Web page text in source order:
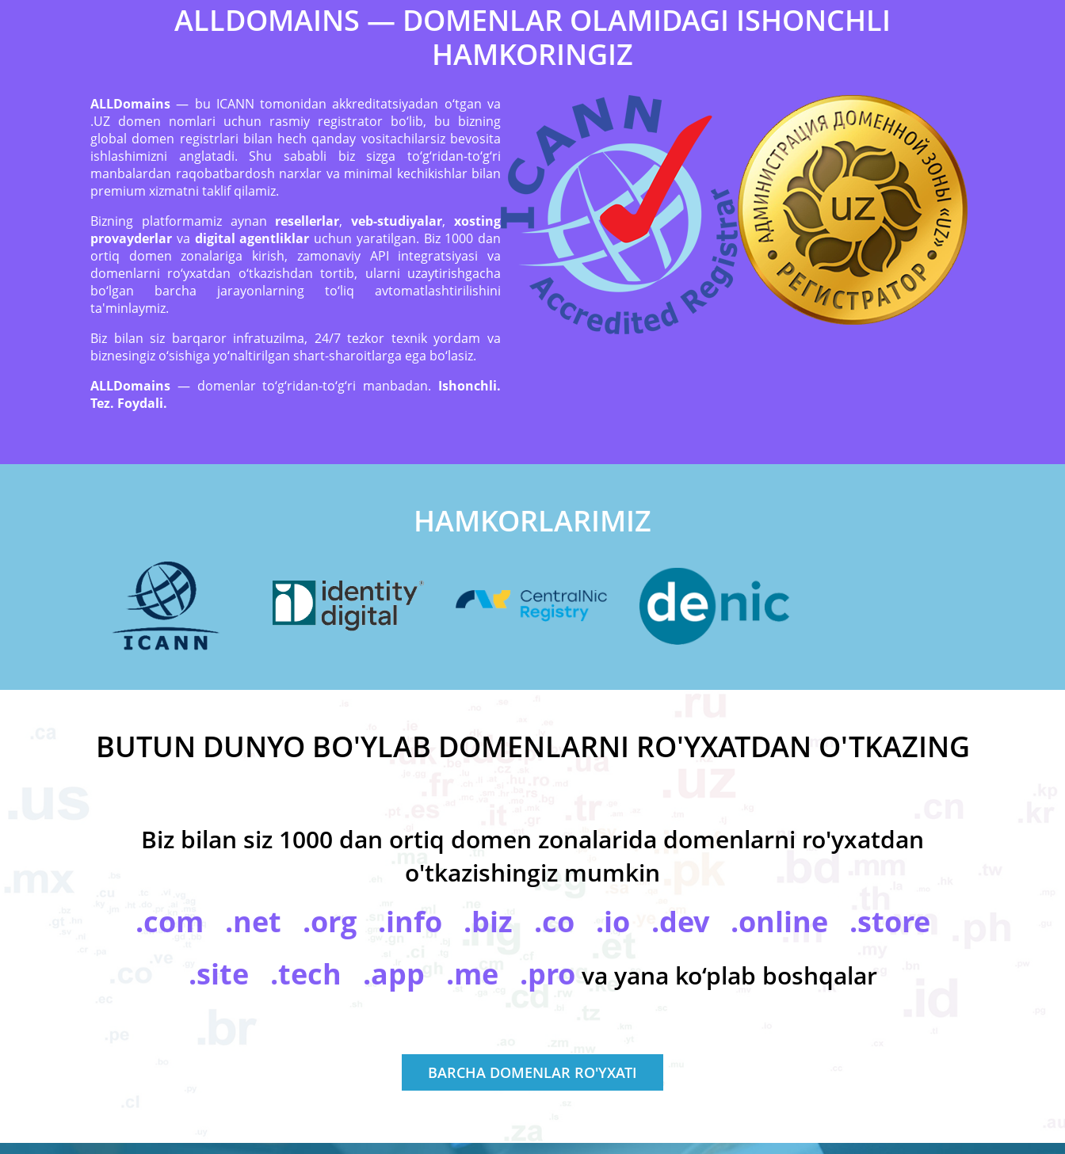
ALLDOMAINS — DOMENLAR OLAMIDAGI ISHONCHLI
HAMKORINGIZ
ALLDomains — bu ICANN tomonidan akkreditatsiyadan o‘tgan va
.UZ domen nomlari uchun rasmiy registrator bo‘lib, bu bizning
global domen registrlari bilan hech qanday vositachilarsiz bevosita
ishlashimizni anglatadi. Shu sababli biz sizga to‘g‘ridan-to‘g‘ri
manbalardan raqobatbardosh narxlar va minimal kechikishlar bilan
premium xizmatni taklif qilamiz.
Bizning platformamiz aynan resellerlar,veb-studiyalar,xosting
provayderlar va digital agentliklar uchun yaratilgan. Biz 1000 dan
ortiq domen zonalariga kirish, zamonaviy API integratsiyasi va
domenlarni ro‘yxatdan o‘tkazishdan tortib, ularni uzaytirishgacha
bo‘lgan barcha jarayonlarning to‘liq avtomatlashtirilishini
ta'minlaymiz.
Biz bilan siz barqaror infratuzilma, 24/7 tezkor texnik yordam va
biznesingiz o‘sishiga yo‘naltirilgan shart-sharoitlarga ega bo‘lasiz.
ALLDomains — domenlar to‘g‘ridan-to‘g‘ri manbadan. Ishonchli.
Tez. Foydali.
HAMKORLARIMIZ
BUTUN DUNYO BO'YLAB DOMENLARNI RO'YXATDAN O'TKAZING
Biz bilan siz 1000 dan ortiq domen zonalarida domenlarni ro'yxatdan
o'tkazishingiz mumkin
.com .net .org .info .biz .co .io .dev .online .store
.site .tech .app .me .pro va yana ko‘plab boshqalar
BARCHA DOMENLAR RO'YXATI